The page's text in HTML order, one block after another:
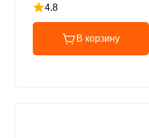
4.8
Рейтинг 4.8 из 5
В корзину